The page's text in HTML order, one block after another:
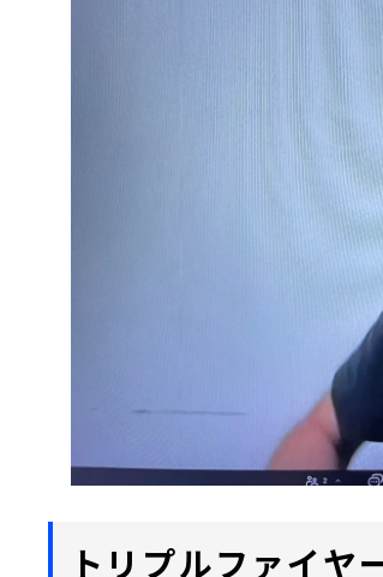
トリプルファイヤ